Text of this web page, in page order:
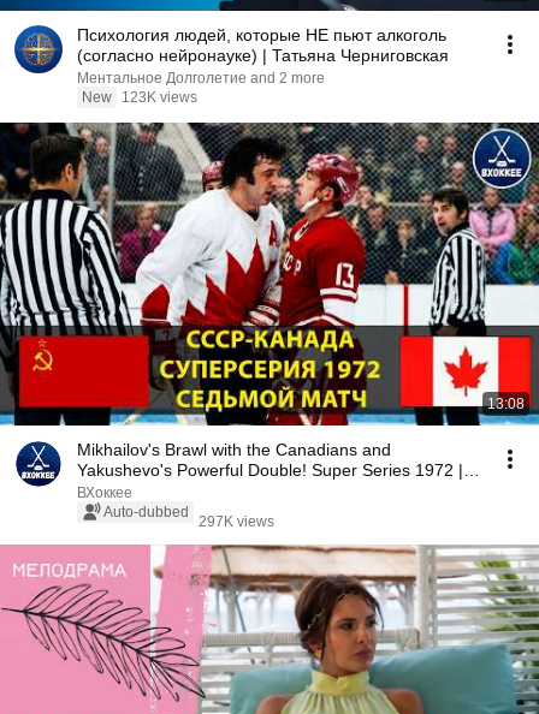
Психология людей, которые НЕ пьют алкоголь
(согласно нейронауке) | Татьяна Черниговская
Ментальное Долголетие and 2 more
New
123K views
13:08
Mikhailov's Brawl with the Canadians and
Yakushevo's Powerful Double! Super Series 1972 |
USSR vs...
ВХоккее
Auto-dubbed
297K views